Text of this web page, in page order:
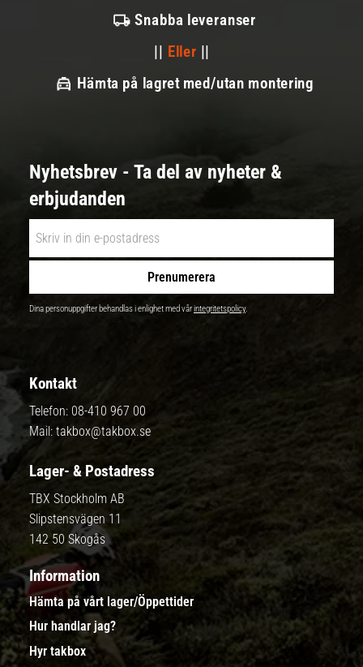
Snabba leveranser
|| Eller ||
Hämta på lagret med/utan montering
Nyhetsbrev - Ta del av nyheter &
erbjudanden
Prenumerera
Dina personuppgifter behandlas i enlighet med vårintegritetspolicy.
Kontakt
Telefon: 08-410 967 00
Mail: takbox@takbox.se
Lager- & Postadress
TBX Stockholm AB
Slipstensvägen 11
142 50 Skogås
Information
Hämta på vårt lager/Öppettider
Hur handlar jag?
Hyr takbox